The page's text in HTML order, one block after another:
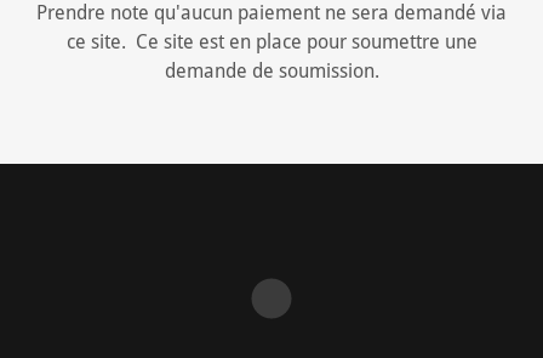
Prendre note qu'aucun paiement ne sera demandé via
ce site. Ce site est en place pour soumettre une
demande de soumission.